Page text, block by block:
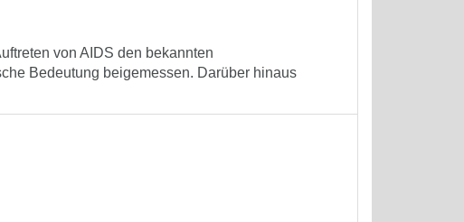
von AIDS den bekannten
Bedeutung beigemessen. Darüber hinaus